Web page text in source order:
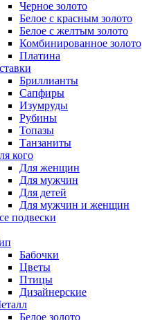
Черное золото
Белое с красным золото
Белое с желтым золото
Комбинированное золото
Платина
Бриллианты
Сапфиры
Изумруды
Рубины
Топазы
Танзаниты
кого
Для женщин
Для мужчин
Для детей
Для мужчин и женщин
подвески
Бабочки
Цветы
Птицы
Дизайнерские
Белое золото